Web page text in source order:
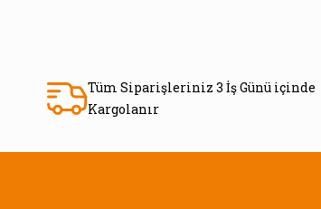
Tüm Siparişleriniz 3 İş Günü içinde
Kargolanır